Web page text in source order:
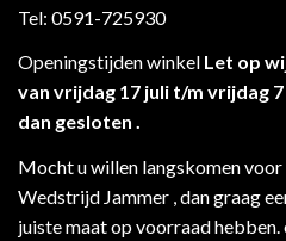
Tel: 0591-725930
Openingstijden winkel Let op
van vrijdag 17 juli t/m vrijdag
dan gesloten .
Mocht u willen langskomen
Wedstrijd Jammer , dan graag
juiste maat op voorraad